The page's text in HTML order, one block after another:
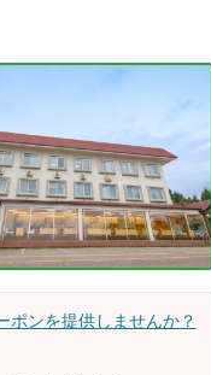
ポンを提供しませんか？